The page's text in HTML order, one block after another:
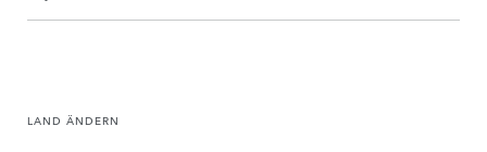
LAND ÄNDERN